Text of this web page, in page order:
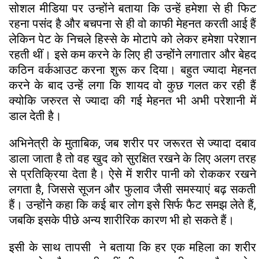
सोशल मीडिया पर उन्होंने बताया कि उन्हें हमेशा से ही फिट
रहना पसंद है और बचपना से ही वो काफी मेहनत करती आई हैं
लेकिन पेट के निचले हिस्से के मोटापे को लेकर हमेशा परेशान
रहती थीं। इसे कम करने के लिए ही उन्होंने लगातार और बेहद
कठिन वर्कआउट करना शुरू कर दिया। बहुत ज्यादा मेहनत
करने के बाद उन्हें लगा कि शायद वो कुछ गलत कर रही हैं
क्योकि जरुरत से ज्यादा की गई मेहनत भी अभी परेशानी में
डाल देती है।
अभिनेत्री के मुताबिक, जब शरीर पर जरूरत से ज्यादा दबाव
डाला जाता है तो वह खुद को सुरक्षित रखने के लिए अलग तरह
से प्रतिक्रिया देता है। ऐसे में शरीर पानी को रोककर रखने
लगता है, जिससे सूजन और फुलाव जैसी समस्याएं बढ़ सकती
हैं। उन्होंने कहा कि कई बार लोग इसे सिर्फ फैट समझ लेते हैं,
जबकि इसके पीछे अन्य शारीरिक कारण भी हो सकते हैं।
इसी के साथ तापसी ने बताया कि हर एक महिला का शरीर